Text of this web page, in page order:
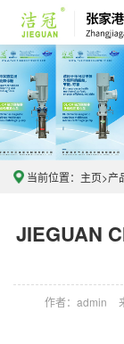
当前位置： 主页>产
JIEGUAN
作者：admin